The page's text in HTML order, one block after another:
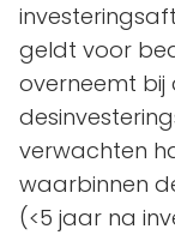
geldt voor
overneemt bij
verwachten
waarbinnen
(<5 jaar na